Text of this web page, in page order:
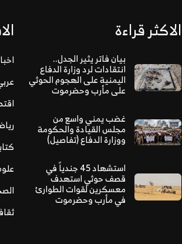
الاكثر قراءة
بيان فاتر يثير الجدل..
انتقادات لرد وزارة الدفاع
اليمنية على الهجوم الحوثي
على مأرب وحضرموت
غضب يمني واسع من
مجلس القيادة والحكومة
ووزارة الدفاع (تفاصيل)
استشهاد 45 جندياً في
قصف حوثي استهدف
معسكرين لقوات الطوارئ
في مأرب وحضرموت